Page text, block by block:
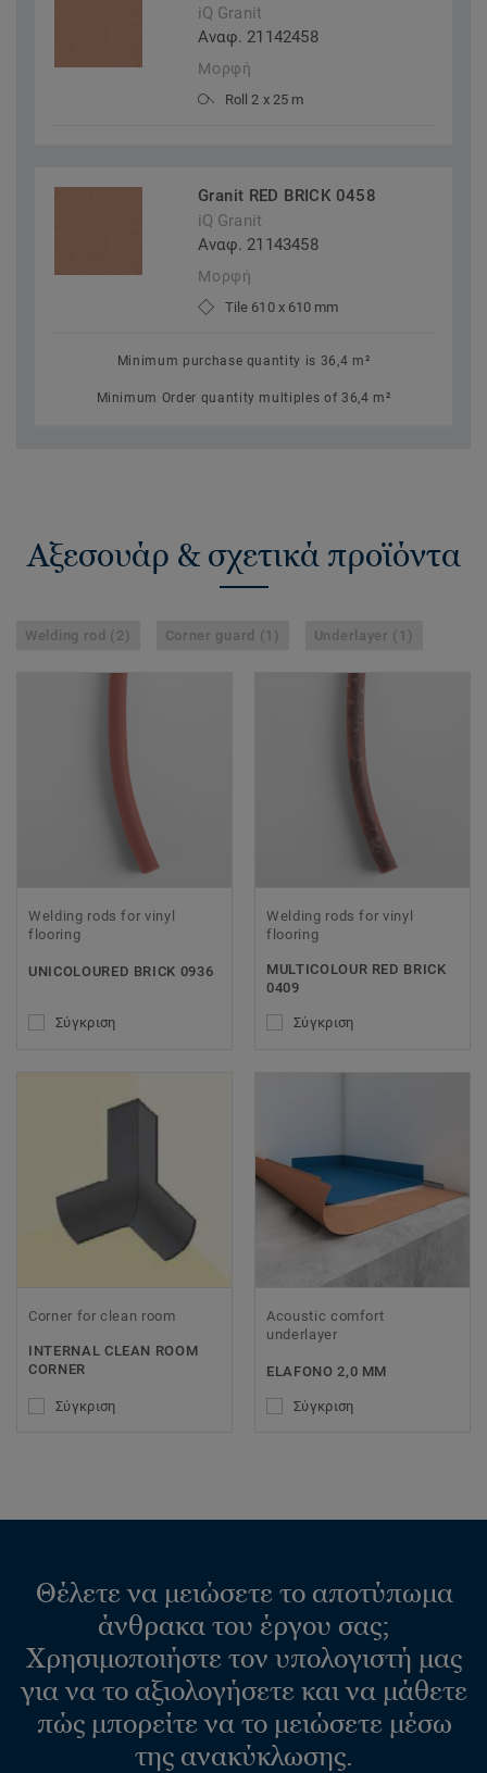
iQ Granit
Αναφ. 21142458
Μορφή
Roll 2 x 25 m
Granit RED BRICK 0458
iQ Granit
Αναφ. 21143458
Μορφή
Tile 610 x 610 mm
Minimum purchase quantity is 36,4 m²
Minimum Order quantity multiples of 36,4 m²
Αξεσουάρ & σχετικά προϊόντα
Welding rod (2) Corner guard (1) Underlayer (1)
Welding rods for vinyl
flooring
UNICOLOURED BRICK 0936
Σύγκριση
Welding rods for vinyl
flooring
MULTICOLOUR RED BRICK
0409
Σύγκριση
Corner for clean room
INTERNAL CLEAN ROOM
CORNER
Σύγκριση
Acoustic comfort
underlayer
ELAFONO 2,0 MM
Σύγκριση
Θέλετε να μειώσετε το αποτύπωμα
άνθρακα του έργου σας;
Χρησιμοποιήστε τον υπολογιστή μας
για να το αξιολογήσετε και να μάθετε
πώς μπορείτε να το μειώσετε μέσω
της ανακύκλωσης.